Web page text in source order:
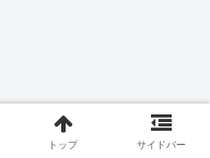
トップ サイドバー